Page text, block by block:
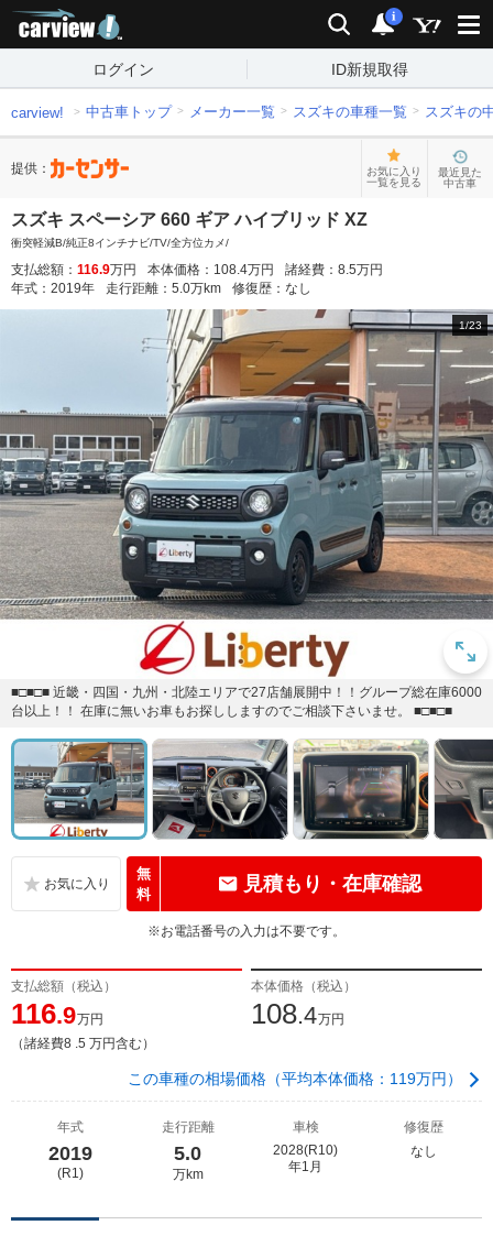
検索 通知
i
ログイン ID新規取得
carview! 中古車トップ メーカー一覧 スズキの車種一覧 スズキの
提供：
お気に入り
一覧を見る
最近見た
中古車
スズキ スペーシア 660 ギア ハイブリッド XZ
衝突軽減B/純正8インチナビ/TV/全方位カメ/
支払総額： 116.9万円 本体価格： 108.4万円 諸経費： 8.5万円
年式： 2019年 走行距離： 5.0万km 修復歴： なし
1/23
■□■□■ 近畿・四国・九州・北陸エリアで27店舗展開中！！グループ総在庫6000
台以上！！ 在庫に無いお車もお探ししますのでご相談下さいませ。 ■□■□■
無
料
見積もり・在庫確認
※お電話番号の入力は不要です。
支払総額（税込）
116.9万円
（諸経費8 .5 万円含む）
本体価格（税込）
108.4万円
この車種の相場価格（平均本体価格：119万円）
年式
2019
(R1)
走行距離
5.0
万km
車検
2028(R10)
年1月
修復歴
なし